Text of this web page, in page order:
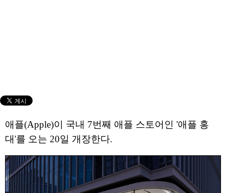
애플(Apple)이 국내 7번째 애플 스토어인 '애플 홍
대'를 오는 20일 개장한다.